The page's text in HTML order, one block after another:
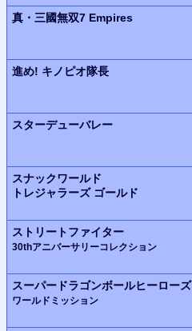
真・三國無双7 Empires
進め! キノピオ隊長
スターデューバレー
スナックワールド
トレジャラーズ ゴールド
ストリートファイター
30thアニバーサリーコレクション
スーパードラゴンボールヒーローズ
ワールドミッション